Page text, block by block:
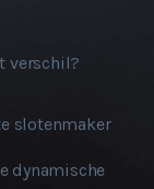
verschil?
slotenmaker
dynamische